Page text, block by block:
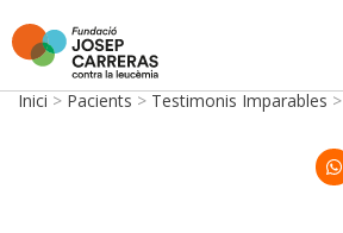
Inici > Pacients > Testimonis Imparables >